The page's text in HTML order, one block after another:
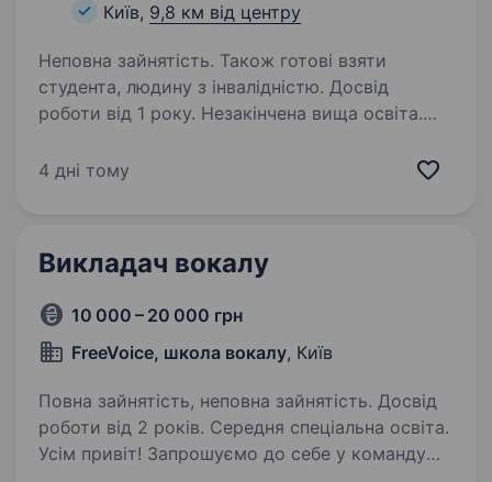
Київ, 9,8 км від центру
Неповна зайнятість. Також готові взяти
студента, людину з інвалідністю. Досвід
роботи від 1 року. Незакінчена вища освіта.
району на новий навчальний рік шукає в свою
відгукуються…
4 дні тому
Викладач вокалу
10 000 – 20 000 грн
FreeVoice, школа вокалу, Київ
Повна зайнятість, неповна зайнятість. Досвід
роботи від 2 років. Середня спеціальна освіта.
Усім привіт! Запрошуємо до себе у команду